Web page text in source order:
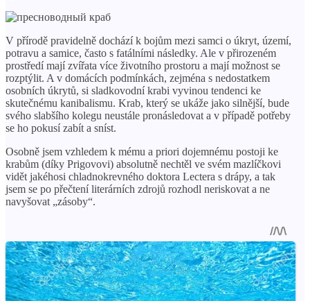
V přírodě pravidelně dochází k bojům mezi samci o úkryt, území,
potravu a samice, často s fatálními následky. Ale v přirozeném
prostředí mají zvířata více životního prostoru a mají možnost se
rozptýlit. A v domácích podmínkách, zejména s nedostatkem
osobních úkrytů, si sladkovodní krabi vyvinou tendenci ke
skutečnému kanibalismu. Krab, který se ukáže jako silnější, bude
svého slabšího kolegu neustále pronásledovat a v případě potřeby
se ho pokusí zabít a sníst.
Osobně jsem vzhledem k mému a priori dojemnému postoji ke
krabům (díky Prigovovi) absolutně nechtěl ve svém mazlíčkovi
vidět jakéhosi chladnokrevného doktora Lectera s drápy, a tak
jsem se po přečtení literárních zdrojů rozhodl neriskovat a ne
navyšovat „zásoby“.